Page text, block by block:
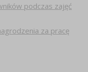
podczas zajęć
za pracę